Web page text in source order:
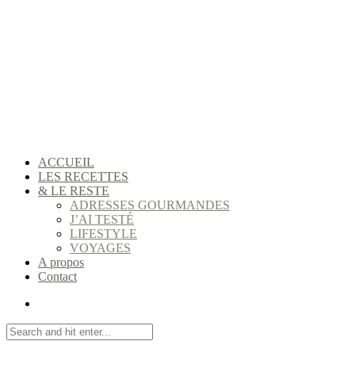
ACCUEIL
LES RECETTES
& LE RESTE
ADRESSES GOURMANDES
J’AI TESTÉ
LIFESTYLE
VOYAGES
A propos
Contact